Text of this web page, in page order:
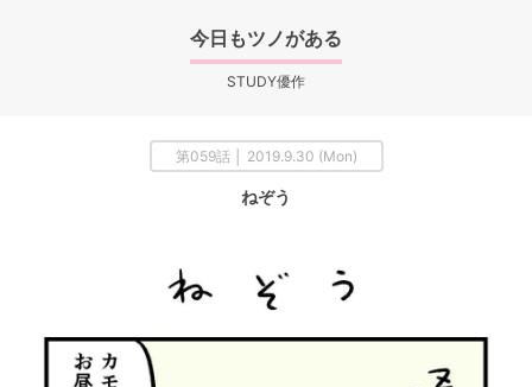
今日もツノがある
STUDY優作
第059話 │ 2019.9.30 (Mon)
ねぞう